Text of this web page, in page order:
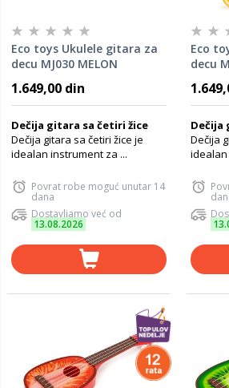
Eco toys Ukulele gitara za
decu MJ030 MELON
1.649,00 din
Dečija gitara sa četiri žice
Dečija gitara sa četiri žice je
idealan instrument za ...
Povrat robe moguć unutar 14
dana
Dostavljamo već od
13.08.2026
Eco
decu
Dečija
Dečija
idealan